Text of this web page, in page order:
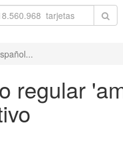
regular